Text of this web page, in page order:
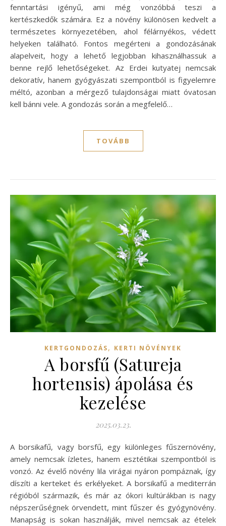
fenntartási igényű, ami még vonzóbbá teszi a
kertészkedők számára. Ez a növény különösen kedvelt a
természetes környezetében, ahol félárnyékos, védett
helyeken található. Fontos megérteni a gondozásának
alapelveit, hogy a lehető legjobban kihasználhassuk a
benne rejlő lehetőségeket. Az Erdei kutyatej nemcsak
dekoratív, hanem gyógyászati szempontból is figyelemre
méltó, azonban a mérgező tulajdonságai miatt óvatosan
kell bánni vele. A gondozás során a megfelelő…
TOVÁBB
KERTGONDOZÁS, KERTI NÖVÉNYEK
A borsfű (Satureja
hortensis) ápolása és
kezelése
2025.03.23.
A borsikafű, vagy borsfű, egy különleges fűszernövény,
amely nemcsak ízletes, hanem esztétikai szempontból is
vonzó. Az évelő növény lila virágai nyáron pompáznak, így
díszíti a kerteket és erkélyeket. A borsikafű a mediterrán
régióból származik, és már az ókori kultúrákban is nagy
népszerűségnek örvendett, mint fűszer és gyógynövény.
Manapság is sokan használják, mivel nemcsak az ételek